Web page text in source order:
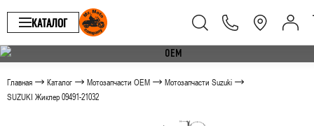
КАТАЛОГ
Главная Каталог Мотозапчасти OEM
Мотозапчасти Suzuki
SUZUKI Жиклер 09491-21032